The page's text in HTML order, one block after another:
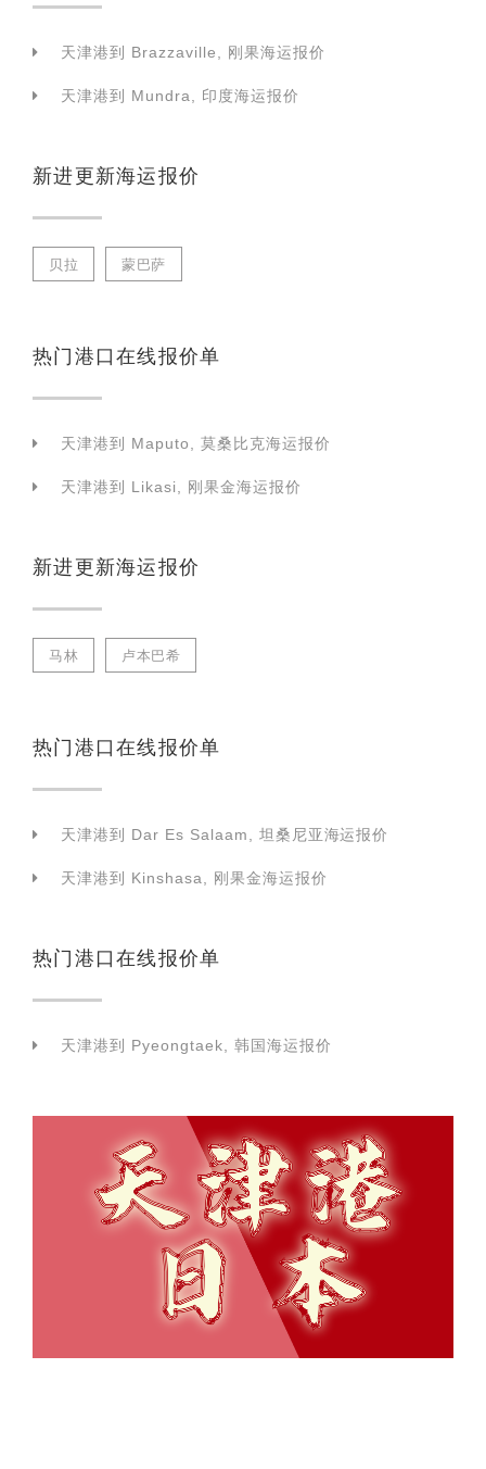
天津港到 Brazzaville, 刚果海运报价
天津港到 Mundra, 印度海运报价
新进更新海运报价
贝拉 蒙巴萨
热门港口在线报价单
天津港到 Maputo, 莫桑比克海运报价
天津港到 Likasi, 刚果金海运报价
新进更新海运报价
马林 卢本巴希
热门港口在线报价单
天津港到 Dar Es Salaam, 坦桑尼亚海运报价
天津港到 Kinshasa, 刚果金海运报价
热门港口在线报价单
天津港到 Pyeongtaek, 韩国海运报价